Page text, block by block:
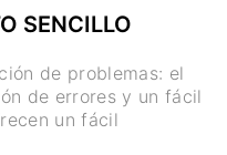
SENCILLO
de problemas: el
de errores y un fácil
un fácil